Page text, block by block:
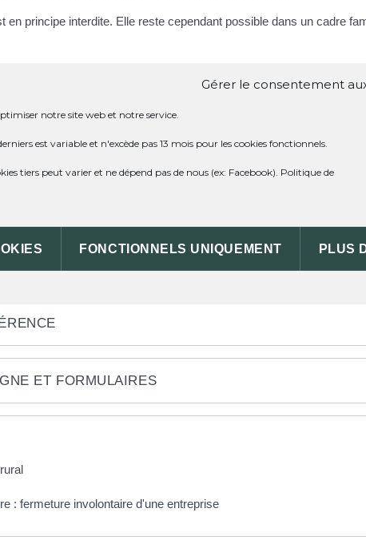
Gérer le consentement
notre site web et notre service.
est variable et n'excède pas 13 mois pour les cookies fonctionnels.
tiers peut varier et ne dépend pas de nous (ex: Facebook). Politique de
FONCTIONNELS UNIQUEMENT PLUS
en principe interdite. Elle reste cependant possible dans un cadre
LA CESSION DU BAIL RURAL EST-ELLE
LES DÉMARCHES À EFFECTUER POUR
PEUT-IL ÊTRE CÉDÉ EN CAS DE
ET FORMULAIRES
: fermeture involontaire d'une entreprise